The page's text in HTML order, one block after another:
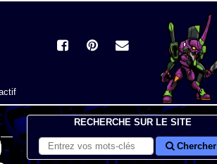
RECHERCHE SUR LE SITE
Chercher